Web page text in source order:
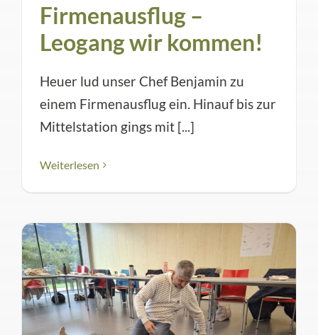
Firmenausflug –
Leogang wir kommen!
Heuer lud unser Chef Benjamin zu
einem Firmenausflug ein. Hinauf bis zur
Mittelstation gings mit [...]
Weiterlesen